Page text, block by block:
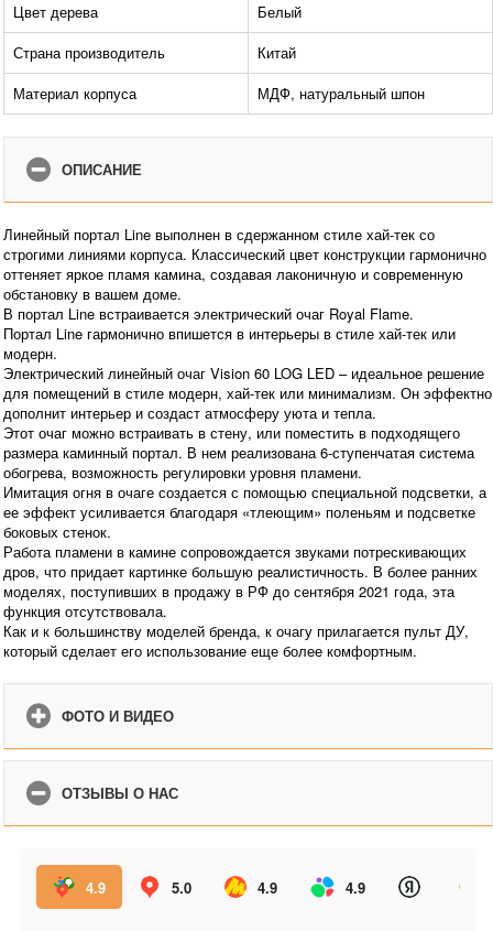
Цвет дерева
Белый
Страна производитель
Китай
Материал корпуса
МДФ, натуральный шпон
ОПИСАНИЕ
Линейный портал Line выполнен в сдержанном стиле хай-тек со
строгими линиями корпуса. Классический цвет конструкции гармонично
оттеняет яркое пламя камина, создавая лаконичную и современную
обстановку в вашем доме.
В портал Line встраивается электрический очаг Royal Flame.
Портал Line гармонично впишется в интерьеры в стиле хай-тек или
модерн.
Электрический линейный очаг Vision 60 LOG LED – идеальное решение
для помещений в стиле модерн, хай-тек или минимализм. Он эффектно
дополнит интерьер и создаст атмосферу уюта и тепла.
Этот очаг можно встраивать в стену, или поместить в подходящего
размера каминный портал. В нем реализована 6-ступенчатая система
обогрева, возможность регулировки уровня пламени.
Имитация огня в очаге создается с помощью специальной подсветки, а
ее эффект усиливается благодаря «тлеющим» поленьям и подсветке
боковых стенок.
Работа пламени в камине сопровождается звуками потрескивающих
дров, что придает картинке большую реалистичность. В более ранних
моделях, поступивших в продажу в РФ до сентября 2021 года, эта
функция отсутствовала.
Как и к большинству моделей бренда, к очагу прилагается пульт ДУ,
который сделает его использование еще более комфортным.
ФОТО И ВИДЕО
ОТЗЫВЫ О НАС
4.9 5.0 4.9 4.9